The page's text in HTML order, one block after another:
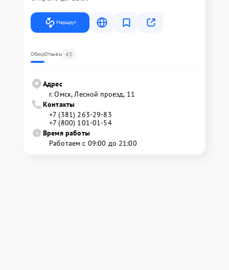
Маршрут
ОбзорОтзывы 45
Адрес
г. Омск, ​Лесной проезд, 11
Контакты
+7 (381) 263-29-83
+7 (800) 101-01-54
Время работы
Работаем с 09:00 до 21:00